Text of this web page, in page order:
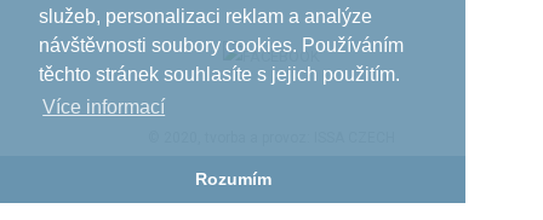
služeb, personalizaci reklam a analýze
návštěvnosti soubory cookies. Používáním
těchto stránek souhlasíte s jejich použitím.
Více informací­
Rozumím